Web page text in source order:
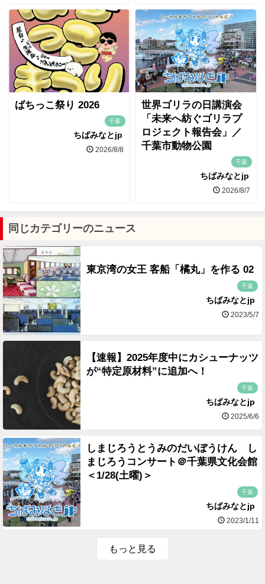
ばちっこ祭り 2026
千葉
ちばみなとjp
2026/8/8
世界ゴリラの日講演会
「未来へ紡ぐゴリラプ
ロジェクト報告会」／
千葉市動物公園
千葉
ちばみなとjp
2026/8/7
同じカテゴリーのニュース
東京湾の女王 客船「橘丸」を作る 02
千葉
ちばみなとjp
2023/5/7
【速報】2025年度中にカシューナッツ
が“特定原材料”に追加へ！
千葉
ちばみなとjp
2025/6/6
しまじろうとうみのだいぼうけん し
まじろうコンサート＠千葉県文化会館
＜1/28(土曜)＞
千葉
ちばみなとjp
2023/1/11
もっと見る